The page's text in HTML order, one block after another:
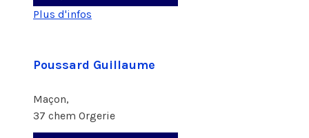
Plus d'infos
Poussard Guillaume
Maçon,
37 chem Orgerie